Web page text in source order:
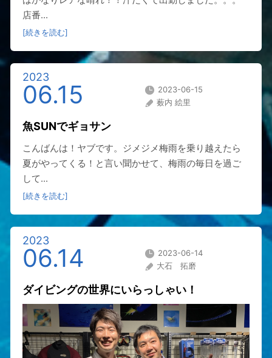
店番...
[続きを読む]
2023
06.15
2023-06-15
薮内 絵里
魚SUNでギョサン
こんばんは！ヤブです。ジメジメ梅雨を乗り越えたら
夏がやってくる！と言い聞かせて、梅雨の毎日を過ご
して...
[続きを読む]
2023
06.14
2023-06-14
大石 拓磨
ダイビングの世界にいらっしゃい！